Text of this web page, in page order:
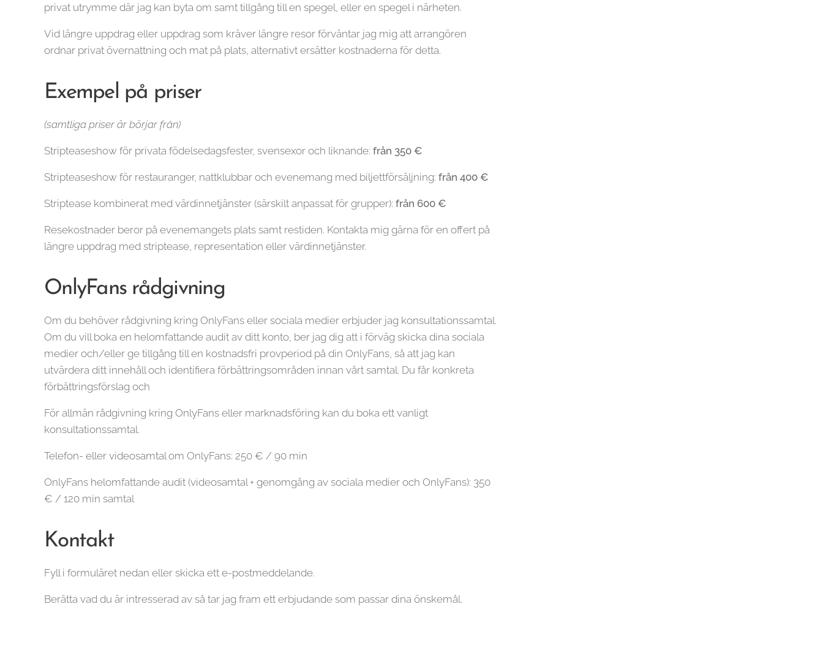
privat utrymme där jag kan byta om samt tillgång till en spegel, eller en spegel i närheten.
Vid längre uppdrag eller uppdrag som kräver längre resor förväntar jag mig att arrangören
ordnar privat övernattning och mat på plats, alternativt ersätter kostnaderna för detta.
Exempel på priser
(samtliga priser är börjar från)
Stripteaseshow för privata födelsedagsfester, svensexor och liknande: från 350 €
Stripteaseshow för restauranger, nattklubbar och evenemang med biljettförsäljning: från 400 €
Striptease kombinerat med värdinnetjänster (särskilt anpassat för grupper): från 600 €
Resekostnader beror på evenemangets plats samt restiden. Kontakta mig gärna för en offert på
längre uppdrag med striptease, representation eller värdinnetjänster.
OnlyFans rådgivning
Om du behöver rådgivning kring OnlyFans eller sociala medier erbjuder jag konsultationssamtal.
Om du vill boka en helomfattande audit av ditt konto, ber jag dig att i förväg skicka dina sociala
medier och/eller ge tillgång till en kostnadsfri provperiod på din OnlyFans, så att jag kan
utvärdera ditt innehåll och identifiera förbättringsområden innan vårt samtal. Du får konkreta
förbättringsförslag och
För allmän rådgivning kring OnlyFans eller marknadsföring kan du boka ett vanligt
konsultationssamtal.
Telefon- eller videosamtal om OnlyFans: 250 € / 90 min
OnlyFans helomfattande audit (videosamtal + genomgång av sociala medier och OnlyFans): 350
€ / 120 min samtal
Kontakt
Fyll i formuläret nedan eller skicka ett e-postmeddelande.
Berätta vad du är intresserad av så tar jag fram ett erbjudande som passar dina önskemål.